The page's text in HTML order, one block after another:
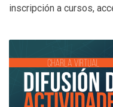
inscripción a cursos,